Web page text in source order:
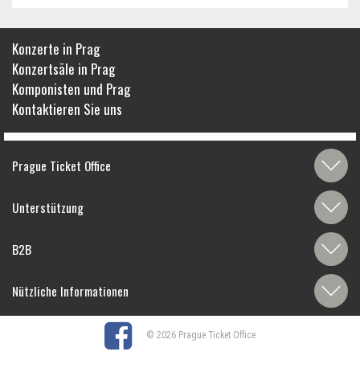
Konzerte in Prag
Konzertsäle in Prag
Komponisten und Prag
Kontaktieren Sie uns
Prague Ticket Office
Unterstützung
B2B
Nützliche Informationen
© 2026 Prague Ticket Office